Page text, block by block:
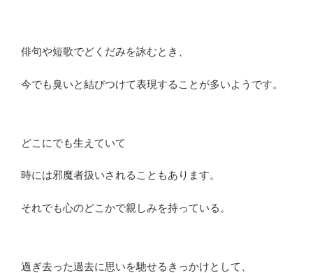
俳句や短歌でどくだみを詠むとき、
今でも臭いと結びつけて表現することが多いようです。
どこにでも生えていて
時には邪魔者扱いされることもあります。
それでも心のどこかで親しみを持っている。
過ぎ去った過去に思いを馳せるきっかけとして、